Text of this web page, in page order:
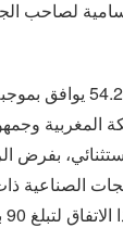
لصاحب
ويقضي مشروع قانون
المغربية
وكتدبير
الصناعية